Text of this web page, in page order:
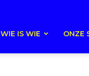
WIE IS WIE ONZE